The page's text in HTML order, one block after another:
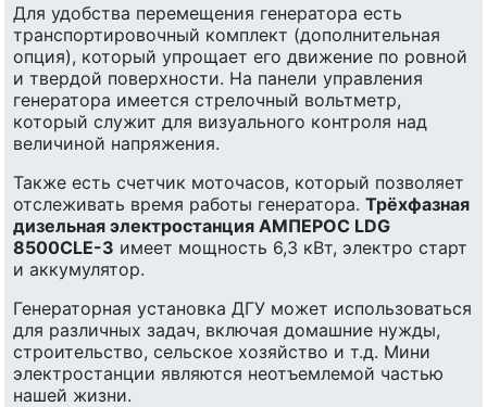
Для удобства перемещения генератора есть
транспортировочный комплект (дополнительная
опция), который упрощает его движение по ровной
и твердой поверхности. На панели управления
генератора имеется стрелочный вольтметр,
который служит для визуального контроля над
величиной напряжения.
Также есть счетчик моточасов, который позволяет
отслеживать время работы генератора. Трёхфазная
дизельная электростанция АМПЕРОС LDG
8500CLE-3 имеет мощность 6,3 кВт, электро старт
и аккумулятор.
Генераторная установка ДГУ может использоваться
для различных задач, включая домашние нужды,
строительство, сельское хозяйство и т.д. Мини
электростанции являются неотъемлемой частью
нашей жизни.